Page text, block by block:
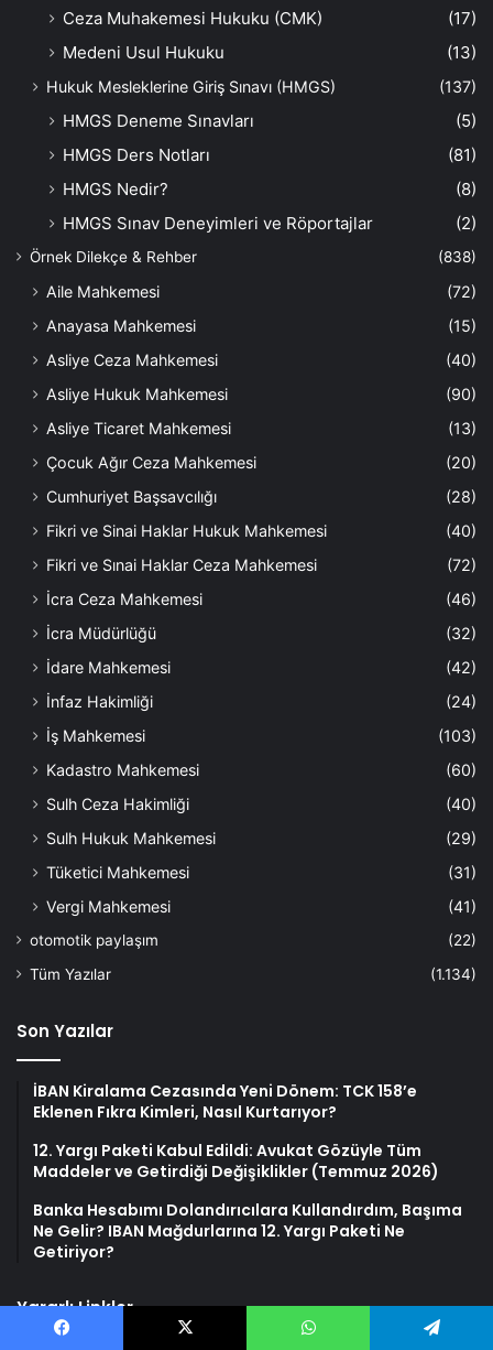
Ceza Muhakemesi Hukuku (CMK)
(17)
Medeni Usul Hukuku
(13)
Hukuk Mesleklerine Giriş Sınavı (HMGS) (137)
HMGS Deneme Sınavları
(5)
HMGS Ders Notları
(81)
HMGS Nedir?
(8)
HMGS Sınav Deneyimleri ve Röportajlar
(2)
Örnek Dilekçe & Rehber (838)
Aile Mahkemesi
(72)
Anayasa Mahkemesi
(15)
Asliye Ceza Mahkemesi
(40)
Asliye Hukuk Mahkemesi
(90)
Asliye Ticaret Mahkemesi
(13)
Çocuk Ağır Ceza Mahkemesi
(20)
Cumhuriyet Başsavcılığı
(28)
Fikri ve Sinai Haklar Hukuk Mahkemesi
(40)
Fikri ve Sınai Haklar Ceza Mahkemesi
(72)
İcra Ceza Mahkemesi
(46)
İcra Müdürlüğü
(32)
İdare Mahkemesi
(42)
İnfaz Hakimliği
(24)
İş Mahkemesi
(103)
Kadastro Mahkemesi
(60)
Sulh Ceza Hakimliği
(40)
Sulh Hukuk Mahkemesi
(29)
Tüketici Mahkemesi
(31)
Vergi Mahkemesi
(41)
otomotik paylaşım
(22)
Tüm Yazılar
(1.134)
Son Yazılar
İBAN Kiralama Cezasında Yeni Dönem: TCK 158’e
Eklenen Fıkra Kimleri, Nasıl Kurtarıyor?
12. Yargı Paketi Kabul Edildi: Avukat Gözüyle Tüm
Maddeler ve Getirdiği Değişiklikler (Temmuz 2026)
Banka Hesabımı Dolandırıcılara Kullandırdım, Başıma
Ne Gelir? IBAN Mağdurlarına 12. Yargı Paketi Ne
Getiriyor?
Yararlı Linkler